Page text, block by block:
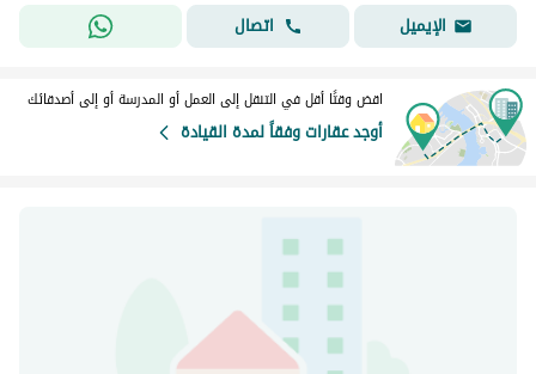
الإيميل
اتصال
اقض وقتًا أقل في التنقل إلى العمل أو المدرسة أو إلى أصدقائك
أوجد عقارات وفقاً لمدة القيادة